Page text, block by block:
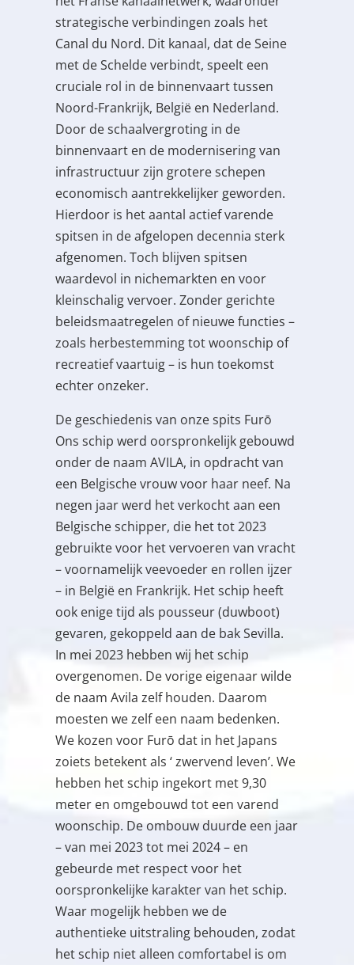
strategische verbindingen zoals het
Canal du Nord. Dit kanaal, dat de Seine
met de Schelde verbindt, speelt een
cruciale rol in de binnenvaart tussen
Noord-Frankrijk, België en Nederland.
Door de schaalvergroting in de
binnenvaart en de modernisering van
infrastructuur zijn grotere schepen
economisch aantrekkelijker geworden.
Hierdoor is het aantal actief varende
spitsen in de afgelopen decennia sterk
afgenomen. Toch blijven spitsen
waardevol in nichemarkten en voor
kleinschalig vervoer. Zonder gerichte
beleidsmaatregelen of nieuwe functies –
zoals herbestemming tot woonschip of
recreatief vaartuig – is hun toekomst
echter onzeker.
De geschiedenis van onze spits Furō
Ons schip werd oorspronkelijk gebouwd
onder de naam AVILA, in opdracht van
een Belgische vrouw voor haar neef. Na
negen jaar werd het verkocht aan een
Belgische schipper, die het tot 2023
gebruikte voor het vervoeren van vracht
– voornamelijk veevoeder en rollen ijzer
– in België en Frankrijk. Het schip heeft
ook enige tijd als pousseur (duwboot)
gevaren, gekoppeld aan de bak Sevilla.
In mei 2023 hebben wij het schip
overgenomen. De vorige eigenaar wilde
de naam Avila zelf houden. Daarom
moesten we zelf een naam bedenken.
We kozen voor Furō dat in het Japans
zoiets betekent als ‘ zwervend leven’. We
hebben het schip ingekort met 9,30
meter en omgebouwd tot een varend
woonschip. De ombouw duurde een jaar
– van mei 2023 tot mei 2024 – en
gebeurde met respect voor het
oorspronkelijke karakter van het schip.
Waar mogelijk hebben we de
authentieke uitstraling behouden, zodat
het schip niet alleen comfortabel is om